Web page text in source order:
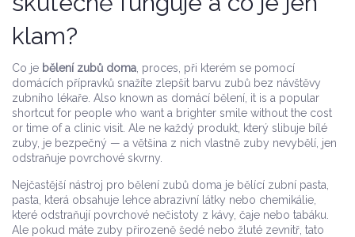
klam?
Co je bělení zubů doma proces, při kterém se pomocí
domácích přípravků snažíte zlepšit barvu zubů bez návštěvy
zubního lékaře . Also known as domácí bělení , it is a popular
shortcut for people who want a brighter smile without the cost
or time of a clinic visit. Ale ne každý produkt, který slibuje bílé
zuby, je bezpečný — a většina z nich vlastně zuby nevybělí, jen
odstraňuje povrchové skvrny.
Nejčastější nástroj pro bělení zubů doma je bělící zubní pasta
pasta, která obsahuje lehce abrazivní látky nebo chemikálie,
které odstraňují povrchové nečistoty z kávy, čaje nebo tabáku
Ale pokud máte zuby přirozeně šedé nebo žluté zevnitř, tato